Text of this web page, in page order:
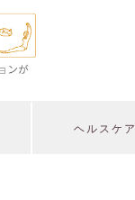
ヘルスケア